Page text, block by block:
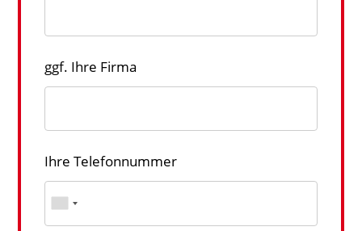
ggf. Ihre Firma
Ihre Telefonnummer